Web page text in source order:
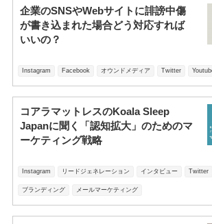
企業のSNSやWebサイトに誹謗中傷
が書き込まれた場合どう対応すれば
いいの？
Instagram Facebook オウンドメディア Twitter
コアラマットレスのKoala Sleep
Japanに聞く「認知拡大」のためのマ
ーケティング戦略
Instagram リードジェネレーション インタビュー Twitter
ブランディング メールマーケティング